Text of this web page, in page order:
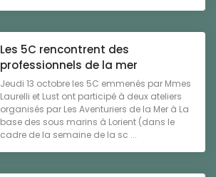
Les 5C rencontrent des
professionnels de la mer
Jeudi 13 octobre les 5C emmenés par Mmes
Laurelli et Lust ont participé à deux ateliers
organisés par Les Aventuriers de la Mer à La
base des sous marins à Lorient (dans le
cadre de la semaine de la sc ...